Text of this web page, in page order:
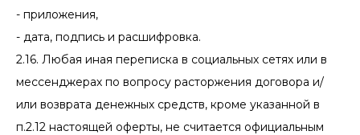
- приложения,
- дата, подпись и расшифровка.
2.16. Любая иная переписка в социальных сетях или в
мессенджерах по вопросу расторжения договора и/
или возврата денежных средств, кроме указанной в
п.2.12 настоящей оферты, не считается официальным